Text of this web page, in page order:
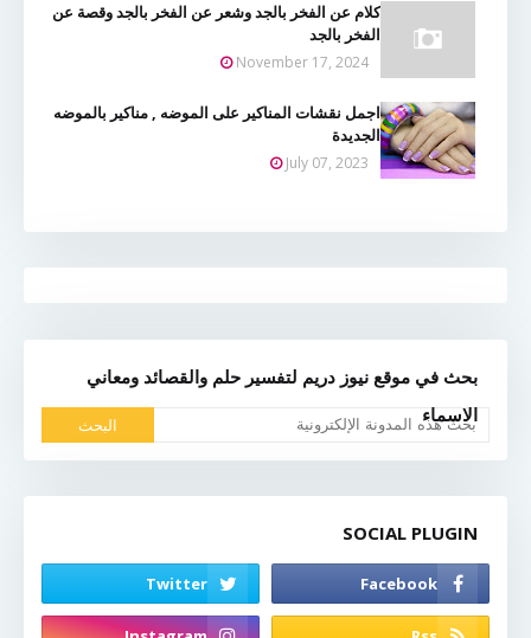
كلام عن الفخر بالجد وشعر عن الفخر بالجد وقصة عن
الفخر بالجد
November 17, 2024
اجمل نقشات المناكير على الموضه , مناكير بالموضه
الجديدة
July 07, 2023
بحث في موقع نيوز دريم لتفسير حلم والقصائد ومعاني
الاسماء
SOCIAL PLUGIN